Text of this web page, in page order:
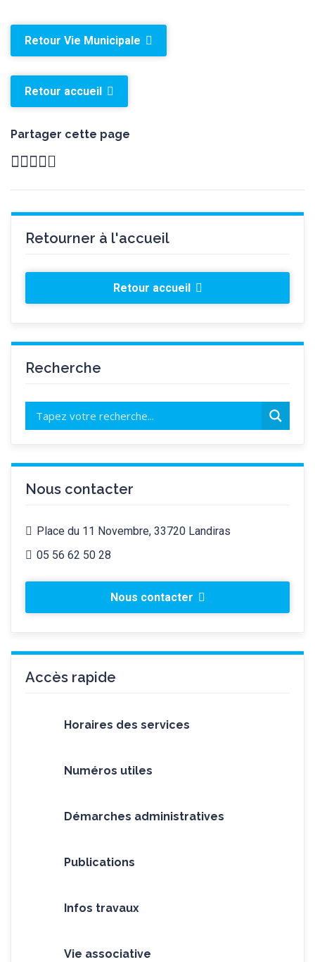
Retour Vie Municipale
Retour accueil
Partager cette page
Retourner à l'accueil
Retour accueil
Recherche
Nous contacter
Place du 11 Novembre, 33720 Landiras
05 56 62 50 28
Nous contacter
Accès rapide
Horaires des services
Numéros utiles
Démarches administratives
Publications
Infos travaux
Vie associative